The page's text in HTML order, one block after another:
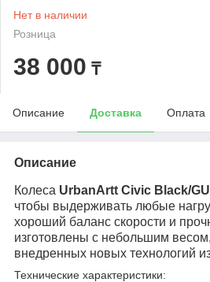
Нет в наличии
Розница
38 000 ₸
Описание Доставка Оплата
Описание
Колеса UrbanArtt Civic Black/
чтобы выдерживать любые
хороший баланс скорости и
изготовлены с небольшим весом,
внедренных новых технологий
Технические характеристики: